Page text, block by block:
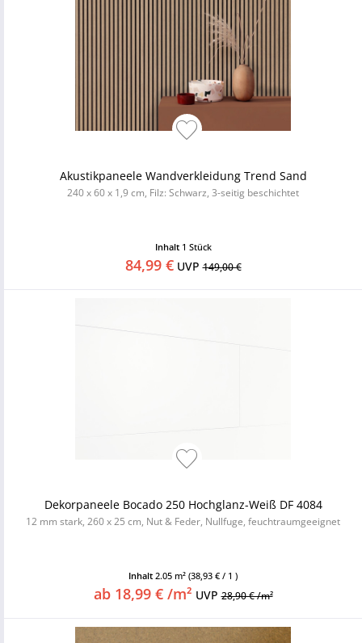
Akustikpaneele Wandverkleidung Trend Sand
240 x 60 x 1,9 cm, Filz: Schwarz, 3-seitig beschichtet
Inhalt 1 Stück
84,99 €UVP149,00 €
Dekorpaneele Bocado 250 Hochglanz-Weiß DF 4084
12 mm stark, 260 x 25 cm, Nut & Feder, Nullfuge, feuchtraumgeeignet
Inhalt 2.05 m² (38,93 € / 1 )
ab 18,99 € /m² UVP28,90 € /m²